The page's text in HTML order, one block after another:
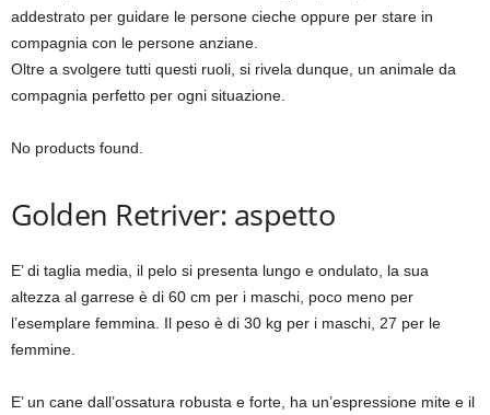
addestrato per guidare le persone cieche oppure per stare in
compagnia con le persone anziane.
Oltre a svolgere tutti questi ruoli, si rivela dunque, un animale da
compagnia perfetto per ogni situazione.
No products found.
Golden Retriver: aspetto
E’ di taglia media, il pelo si presenta lungo e ondulato, la sua
altezza al garrese è di 60 cm per i maschi, poco meno per
l’esemplare femmina. Il peso è di 30 kg per i maschi, 27 per le
femmine.
E’ un cane dall’ossatura robusta e forte, ha un’espressione mite e il